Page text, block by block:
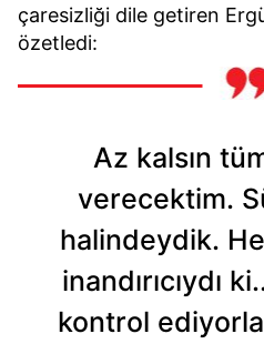
çaresizliği dile getiren
özetledi:
Az kalsın
verecektim.
halindeydik.
inandırıcıydı
kontrol